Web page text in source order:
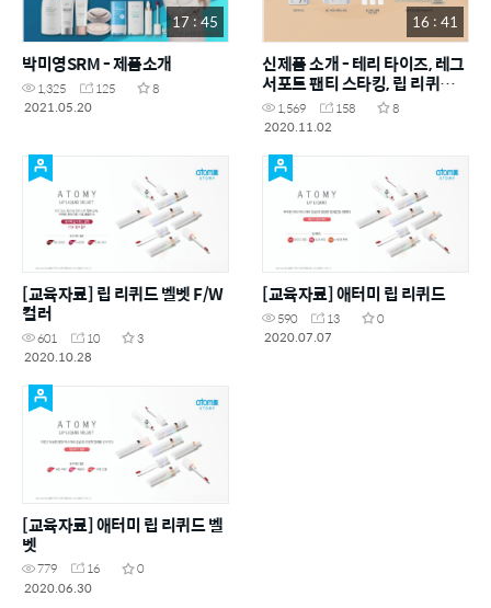
17 : 45
박미영SRM - 제품소개
1,325 125
8
2021.05.20
16 : 41
신제품 소개 - 테리 타이즈, 레그
서포트 팬티 스타킹, 립 리퀴드
벨벳, 흑마늘 진액
1,569 158
8
2020.11.02
[교육자료] 립 리퀴드 벨벳 F/W
컬러
601 10
3
2020.10.28
[교육자료] 애터미 립 리퀴드
590 13
0
2020.07.07
[교육자료] 애터미 립 리퀴드 벨
벳
779 16
0
2020.06.30